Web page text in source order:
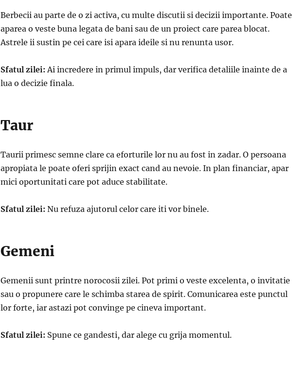
Berbecii au parte de o zi activa, cu multe discutii si decizii importante. Poate
aparea o veste buna legata de bani sau de un proiect care parea blocat.
Astrele ii sustin pe cei care isi apara ideile si nu renunta usor.
Sfatul zilei: Ai incredere in primul impuls, dar verifica detaliile inainte de a
lua o decizie finala.
Taur
Taurii primesc semne clare ca eforturile lor nu au fost in zadar. O persoana
apropiata le poate oferi sprijin exact cand au nevoie. In plan financiar, apar
mici oportunitati care pot aduce stabilitate.
Sfatul zilei: Nu refuza ajutorul celor care iti vor binele.
Gemeni
Gemenii sunt printre norocosii zilei. Pot primi o veste excelenta, o invitatie
sau o propunere care le schimba starea de spirit. Comunicarea este punctul
lor forte, iar astazi pot convinge pe cineva important.
Sfatul zilei: Spune ce gandesti, dar alege cu grija momentul.